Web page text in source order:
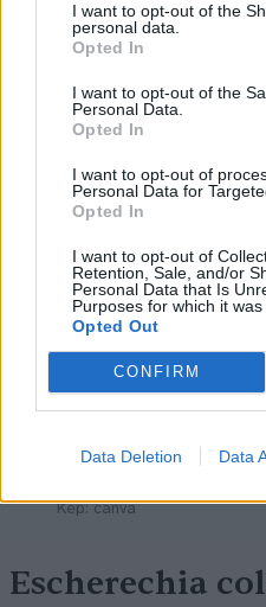
I want to opt-out of the
personal data.
Opted In
I want to opt-out of the
Personal Data.
Opted In
I want to opt-out of
Personal Data for
Opted In
I want to opt-out of
Retention, Sale, and/or
Personal Data that Is
Purposes for which it was
Opted Out
CONFIRM
Data Deletion Data
súlyosabb esetben
során nehézlégzés
főként akutyákra
megelőzés érdekében
algásodásra hajlamos
Kép: canva
Escherechia